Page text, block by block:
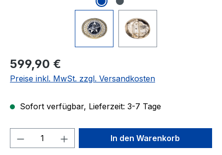
Regulärer Preis:
599,90 €
Preise inkl. MwSt. zzgl. Versandkosten
Sofort verfügbar, Lieferzeit: 3-7 Tage
Produkt Anzahl: Gib denIn den Warenkorb